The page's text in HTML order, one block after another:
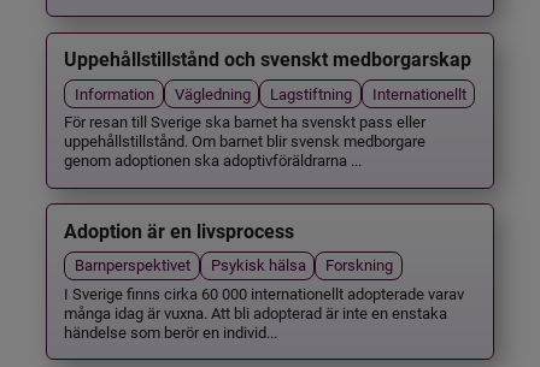
Uppehållstillstånd och svenskt medborgarskap
Information Vägledning Lagstiftning
Internationellt
För resan till Sverige ska barnet ha svenskt pass eller
uppehållstillstånd. Om barnet blir svensk medborgare
genom adoptionen ska adoptivföräldrarna ...
Adoption är en livsprocess
Barnperspektivet Psykisk hälsa
Forskning
I Sverige finns cirka 60 000 internationellt adopterade varav
många idag är vuxna. Att bli adopterad är inte en enstaka
händelse som berör en individ...